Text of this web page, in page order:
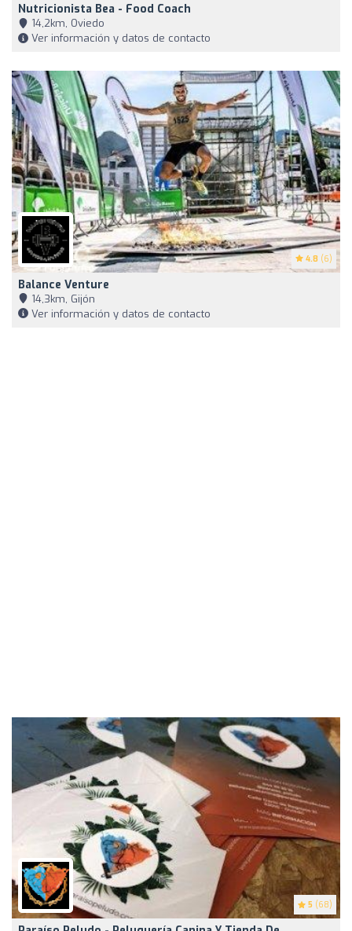
Nutricionista Bea - Food Coach
14,2km, Oviedo
Ver información y datos de contacto
4.8 (6)
Balance Venture
14,3km, Gijón
Ver información y datos de contacto
5 (68)